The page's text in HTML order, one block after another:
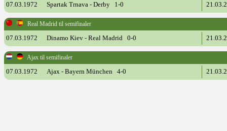
07.03.1972 Spartak Trnava - Derby 1-0
Real Madrid til semifinaler
07.03.1972 Dinamo Kiev - Real Madrid 0-0
Ajax til semifinaler
07.03.1972 Ajax - Bayern München 4-0